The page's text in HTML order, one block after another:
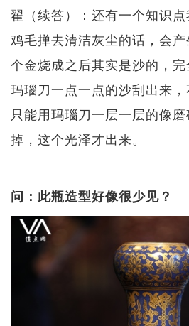
翟（续答）：还有一个知识
鸡毛掸去清洁灰尘的话，会
个金烧成之后其实是沙的，
玛瑙刀一点一点的沙刮出来，
只能用玛瑙刀一层一层的像
掉，这个光泽才出来。
问：此瓶造型好像很少见？